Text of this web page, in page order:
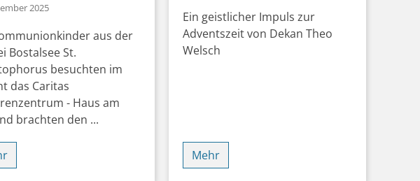
2025
aus der
Bostalsee St.
besuchten im
das Caritas
- Haus am
brachten den ...
Ein geistlicher Impuls zur
Adventszeit von Dekan Theo
Welsch
Mehr